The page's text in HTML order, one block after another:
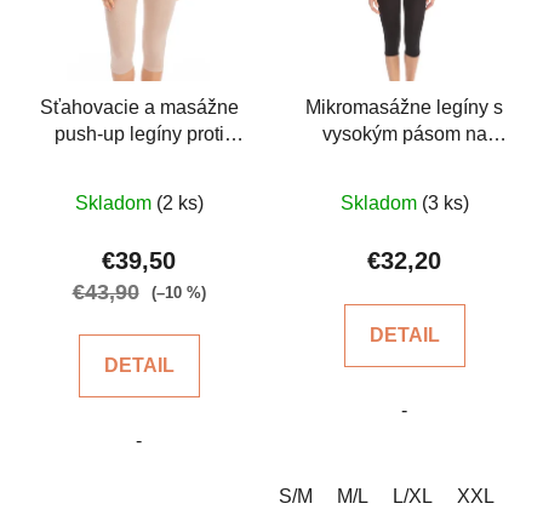
Sťahovacie a masážne
push-up legíny proti
hodnotenie
produktu
5
Skladom (2 ks)
€39,50
€43,90 (–10 %)
DETAIL
-
Mikromasážne legíny s
vysokým pásom na
hodnotenie
produktu
z
hviezdičiek.
Skladom (3 ks)
€32,20
DETAIL
-
S/M M/L L/XL XXL